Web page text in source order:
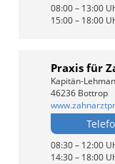
08:00 – 13:00
15:00 – 18:00
Praxis für
Kapitän-
46236 Bottrop
08:30 – 12:00
14:30 – 18:00